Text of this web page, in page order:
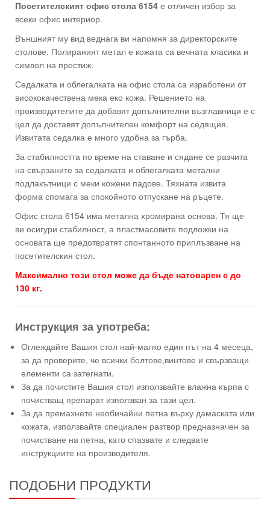
Посетителският офис стола 6154 е отличен избор за
всеки офис интериор.
Външният му вид веднага ви напомня за директорските
столове. Полираният метал е кожата са вечната класика и
символ на престиж.
Седалката и облегалката на офис стола са изработени от
висококачествена мека еко кожа. Решението на
производителите да добавят допълнителни възглавници е с
цел да доставят допълнителен комфорт на седящия.
Извитата седалка е много удобна за гърба.
За стабилността по време на ставане и сядане се разчита
на свързаните за седалката и облегалката метални
подлакътници с меки кожени падове. Тяхната извита
форма спомага за спокойното отпускане на ръцете.
Офис стола 6154 има метална хромирана основа. Тя ще
ви осигури стабилност, а пластмасовите подложки на
основата ще предотвратят спонтанното приплъзване на
посетителския стол.
Максимално този стол може да бъде натоварен с до
130 кг.
Инструкция за употреба:
Оглеждайте Вашия стол най-малко един път на 4 месеца,
за да проверите, че всички болтове,винтове и свързващи
елементи са затегнати.
За да почистите Вашия стол използвайте влажна кърпа с
почистващ препарат използван за тази цел.
За да премахнете необичайни петна върху дамаската или
кожата, използвайте специален разтвор предназначен за
почистване на петна, като спазвате и следвате
инструкциите на производителя.
ПОДОБНИ ПРОДУКТИ